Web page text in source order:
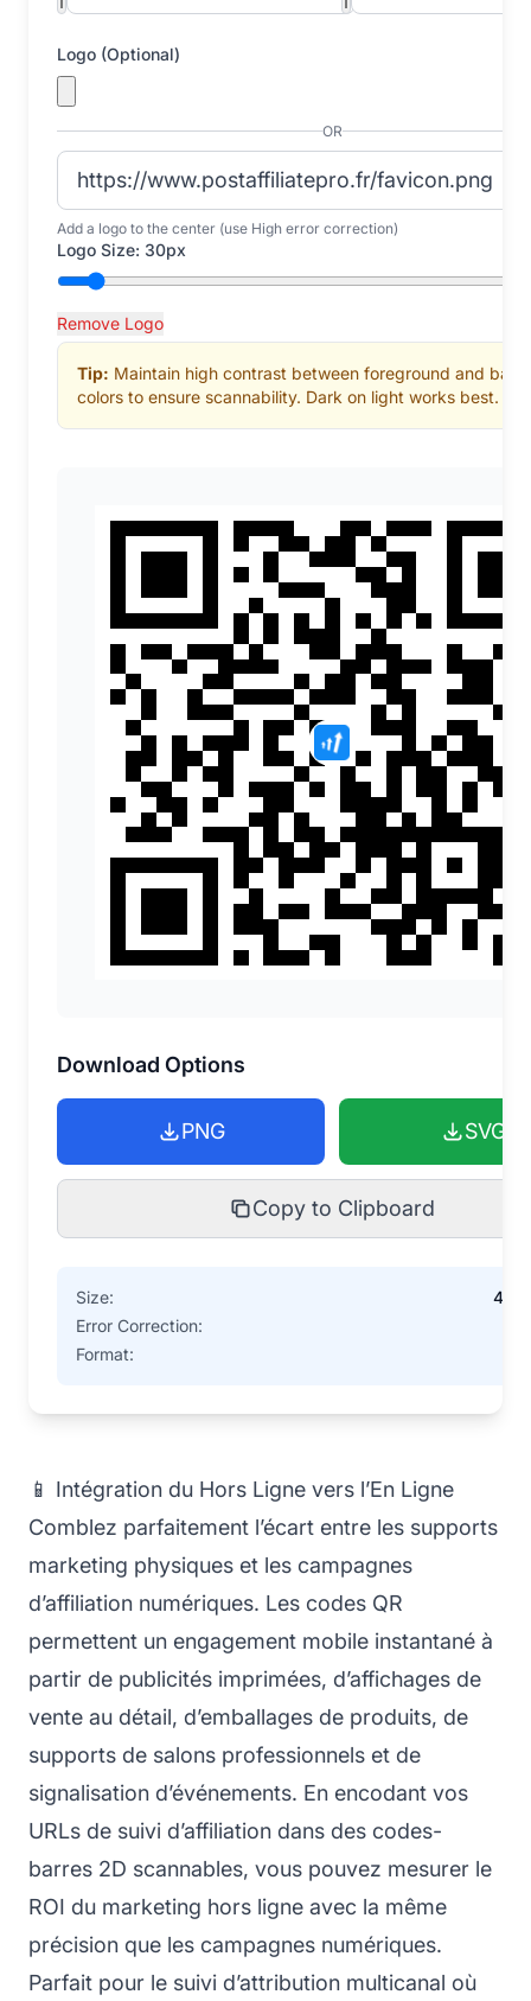
Logo (Optional)
OR
Add a logo to the center (use High error correction)
Logo Size: 30px
Remove Logo
Tip: Maintain high contrast between foreground and
colors to ensure scannability. Dark on light works best.
Download Options
PNG SVG
Copy to Clipboard
Size:
Error Correction:
Format:
📱 Intégration du Hors Ligne vers l’En Ligne
Comblez parfaitement l’écart entre les supports
marketing physiques et les campagnes
d’affiliation numériques. Les codes QR
permettent un engagement mobile instantané à
partir de publicités imprimées, d’affichages de
vente au détail, d’emballages de produits, de
supports de salons professionnels et de
signalisation d’événements. En encodant vos
URLs de suivi d’affiliation dans des codes-
barres 2D scannables, vous pouvez mesurer le
ROI du marketing hors ligne avec la même
précision que les campagnes numériques.
Parfait pour le suivi d’attribution multicanal où